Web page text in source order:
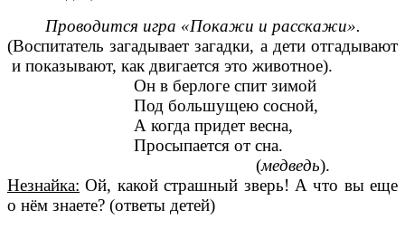
Проводится игра «Покажи и расскажи».
(Воспитатель загадывает загадки, а дети отгадывают
и показывают, как двигается это животное).
Он в берлоге спит зимой
Под большущею сосной,
А когда придет весна,
Просыпается от сна.
(медведь).
Незнайка: Ой, какой страшный зверь! А что вы еще
о нём знаете? (ответы детей)